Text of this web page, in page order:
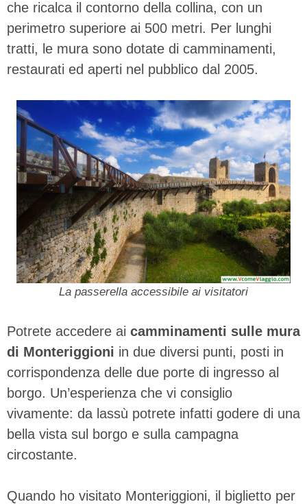
che ricalca il contorno della collina, con un
perimetro superiore ai 500 metri. Per lunghi
tratti, le mura sono dotate di camminamenti,
restaurati ed aperti nel pubblico dal 2005.
La passerella accessibile ai visitatori
Potrete accedere ai camminamenti sulle mura
di Monteriggioni in due diversi punti, posti in
corrispondenza delle due porte di ingresso al
borgo. Un’esperienza che vi consiglio
vivamente: da lassù potrete infatti godere di una
bella vista sul borgo e sulla campagna
circostante.
Quando ho visitato Monteriggioni, il biglietto per